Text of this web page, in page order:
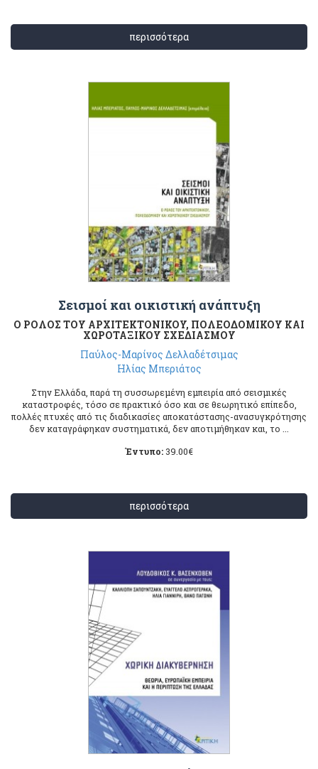
περισσότερα
Σεισμοί και οικιστική ανάπτυξη
Ο ΡΟΛΟΣ ΤΟΥ ΑΡΧΙΤΕΚΤΟΝΙΚΟΥ, ΠΟΛΕΟΔΟΜΙΚΟΥ ΚΑΙ
ΧΩΡΟΤΑΞΙΚΟΥ ΣΧΕΔΙΑΣΜΟΥ
Παύλος-Μαρίνος Δελλαδέτσιμας
Ηλίας Μπεριάτος
Στην Ελλάδα, παρά τη συσσωρεμένη εμπειρία από σεισμικές
καταστροφές, τόσο σε πρακτικό όσο και σε θεωρητικό επίπεδο,
πολλές πτυχές από τις διαδικασίες αποκατάστασης-ανασυγκρότησης
δεν καταγράφηκαν συστηματικά, δεν αποτιμήθηκαν και, το ...
Έντυπο: 39.00€
περισσότερα